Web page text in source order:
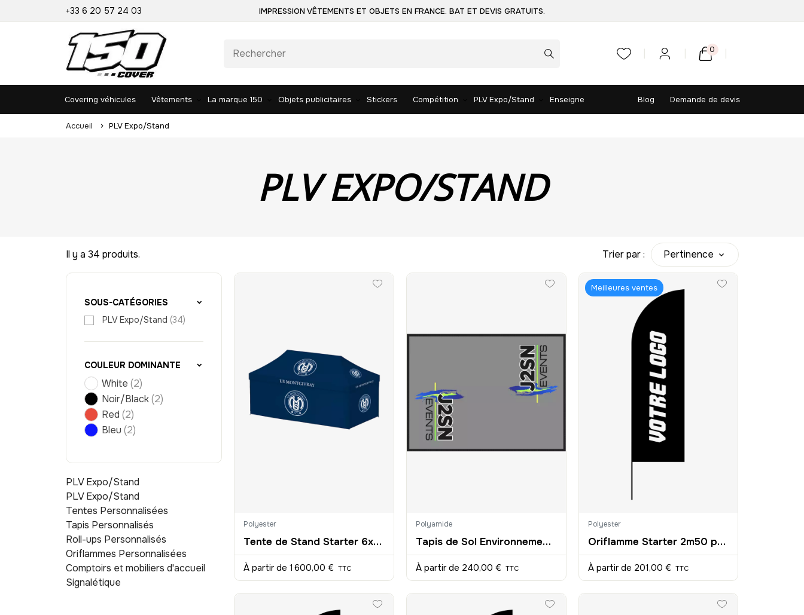
+33 6 20 57 24 03 IMPRESSION VÊTEMENTS ET OBJETS EN FRANCE. BAT ET DEVIS GRATUITS.
0
Covering véhicules Vêtements La marque 150 Objets publicitaires Stickers Compétition PLV Expo/Stand Enseigne Blog Demande de devis
Accueil PLV Expo/Stand
PLV EXPO/STAND
Il y a 34 produits. Trier par : Pertinence
SOUS-CATÉGORIES
PLV Expo/Stand (34)
COULEUR DOMINANTE
White (2)
Noir/Black(2)
Red (2)
Bleu (2)
PLV Expo/Stand
PLV Expo/Stand
Tentes Personnalisées
Tapis Personnalisés
Roll-ups Personnalisés
Oriflammes Personnalisées
Comptoirs et mobiliers d'accueil
Signalétique
Polyester
Tente de Stand Starter 6x3m Personnalisée
À partir de 1 600,00 € TTC
Polyamide
Tapis de Sol Environnemental Karting 190x150cm
À partir de 240,00 € TTC
Meilleures ventes
Polyester
Oriflamme Starter 2m50 personnalisée
À partir de 201,00 € TTC